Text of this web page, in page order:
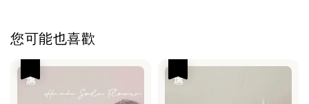
您可能也喜歡